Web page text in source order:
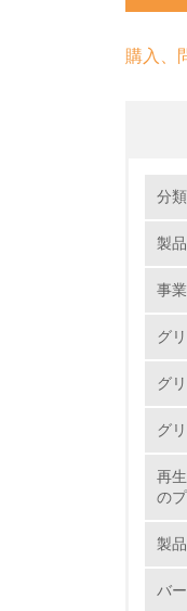
購入、
大
分類
製
事
グ
グ
グ
再
の
製
バ